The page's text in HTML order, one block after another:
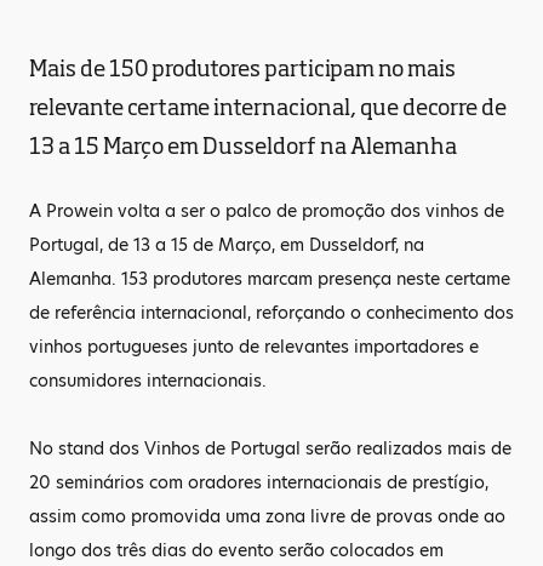
Mais de 150 produtores participam no mais
relevante certame internacional, que decorre de
13 a 15 Março em Dusseldorf na Alemanha
A Prowein volta a ser o palco de promoção dos vinhos de
Portugal, de 13 a 15 de Março, em Dusseldorf, na
Alemanha. 153 produtores marcam presença neste certame
de referência internacional, reforçando o conhecimento dos
vinhos portugueses junto de relevantes importadores e
consumidores internacionais.
No stand dos Vinhos de Portugal serão realizados mais de
20 seminários com oradores internacionais de prestígio,
assim como promovida uma zona livre de provas onde ao
longo dos três dias do evento serão colocados em